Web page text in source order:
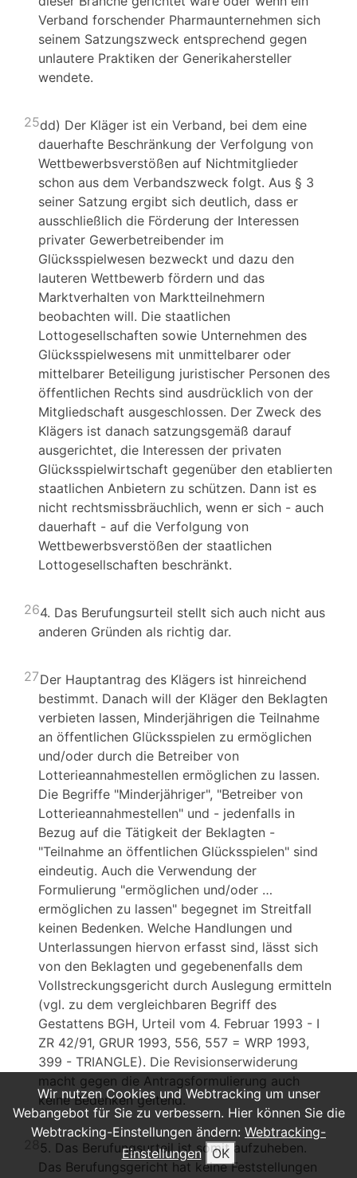
Verband forschender Pharmaunternehmen sich
seinem Satzungszweck entsprechend gegen
unlautere Praktiken der Generikahersteller
wendete.
25dd) Der Kläger ist ein Verband, bei dem eine
dauerhafte Beschränkung der Verfolgung von
Wettbewerbsverstößen auf Nichtmitglieder
schon aus dem Verbandszweck folgt. Aus § 3
seiner Satzung ergibt sich deutlich, dass er
ausschließlich die Förderung der Interessen
privater Gewerbetreibender im
Glücksspielwesen bezweckt und dazu den
lauteren Wettbewerb fördern und das
Marktverhalten von Marktteilnehmern
beobachten will. Die staatlichen
Lottogesellschaften sowie Unternehmen des
Glücksspielwesens mit unmittelbarer oder
mittelbarer Beteiligung juristischer Personen des
öffentlichen Rechts sind ausdrücklich von der
Mitgliedschaft ausgeschlossen. Der Zweck des
Klägers ist danach satzungsgemäß darauf
ausgerichtet, die Interessen der privaten
Glücksspielwirtschaft gegenüber den etablierten
staatlichen Anbietern zu schützen. Dann ist es
nicht rechtsmissbräuchlich, wenn er sich - auch
dauerhaft - auf die Verfolgung von
Wettbewerbsverstößen der staatlichen
Lottogesellschaften beschränkt.
264. Das Berufungsurteil stellt sich auch nicht aus
anderen Gründen als richtig dar.
27Der Hauptantrag des Klägers ist hinreichend
bestimmt. Danach will der Kläger den Beklagten
verbieten lassen, Minderjährigen die Teilnahme
an öffentlichen Glücksspielen zu ermöglichen
und/oder durch die Betreiber von
Lotterieannahmestellen ermöglichen zu lassen.
Die Begriffe "Minderjähriger", "Betreiber von
Lotterieannahmestellen" und - jedenfalls in
Bezug auf die Tätigkeit der Beklagten -
"Teilnahme an öffentlichen Glücksspielen" sind
eindeutig. Auch die Verwendung der
Formulierung "ermöglichen und/oder …
ermöglichen zu lassen" begegnet im Streitfall
keinen Bedenken. Welche Handlungen und
Unterlassungen hiervon erfasst sind, lässt sich
von den Beklagten und gegebenenfalls dem
Vollstreckungsgericht durch Auslegung ermitteln
(vgl. zu dem vergleichbaren Begriff des
Gestattens BGH, Urteil vom 4. Februar 1993 - I
ZR 42/91, GRUR 1993, 556, 557 = WRP 1993,
399 - TRIANGLE). Die Revisionserwiderung
macht gegen die Antragsformulierung auch
keine Bedenken geltend.
5. Das Berufungsurteil ist somit aufzuheben.
Das Berufungsgericht hat keine Feststellungen
Wir nutzen Cookies und Webtracking um unser
Webangebot für Sie zu verbessern. Hier können Sie die
Webtracking-Einstellungen ändern: Webtracking-
Einstellungen
OK